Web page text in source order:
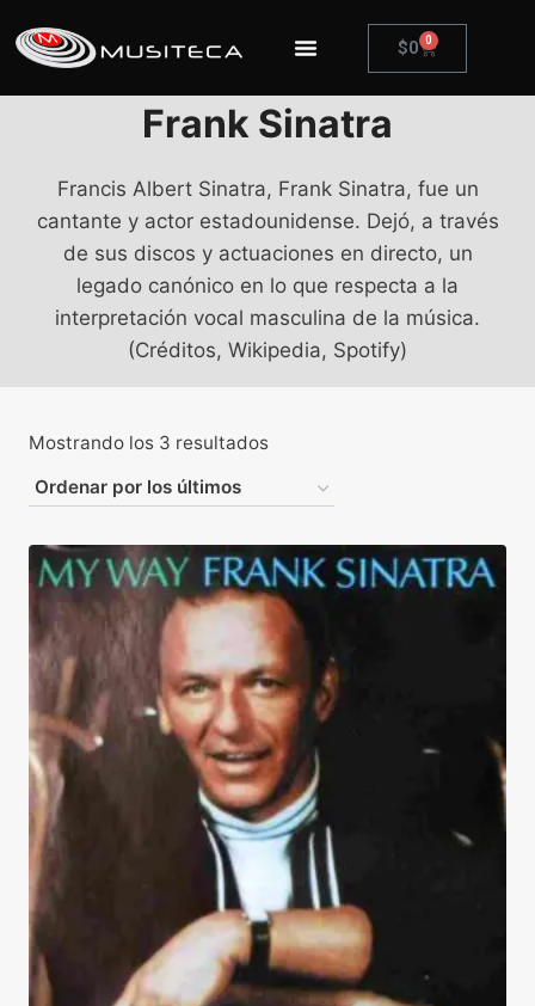
$0 0
Frank Sinatra
Francis Albert Sinatra, Frank Sinatra, fue un
cantante y actor estadounidense. Dejó, a través
de sus discos y actuaciones en directo, un
legado canónico en lo que respecta a la
interpretación vocal masculina de la música.​
(Créditos, Wikipedia, Spotify)
Mostrando los 3 resultados